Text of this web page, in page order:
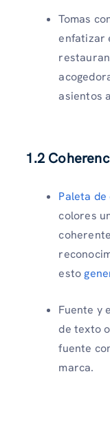
Tomas
enfatizar
asientos
1.2
Paleta de
colores
esto
Fuente y
de texto
fuente
marca.